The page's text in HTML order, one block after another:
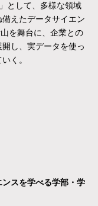
として、多様な領域
えたデータサイエン
を舞台に、企業との
し、実データを使っ
く。
ンスを学べる学部・学